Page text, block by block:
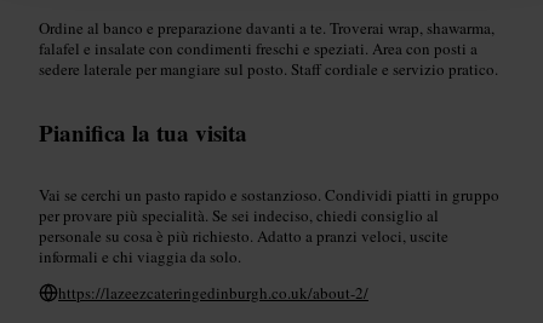
Ordine al banco e preparazione davanti a te. Troverai wrap, shawarma,
falafel e insalate con condimenti freschi e speziati. Area con posti a
sedere laterale per mangiare sul posto. Staff cordiale e servizio pratico.
Pianifica la tua visita
Vai se cerchi un pasto rapido e sostanzioso. Condividi piatti in gruppo
per provare più specialità. Se sei indeciso, chiedi consiglio al
personale su cosa è più richiesto. Adatto a pranzi veloci, uscite
informali e chi viaggia da solo.
https://lazeezcateringedinburgh.co.uk/about-2/